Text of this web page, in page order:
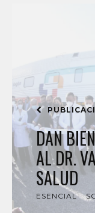
DAN
AL DR.
SALUD
ESENCIAL